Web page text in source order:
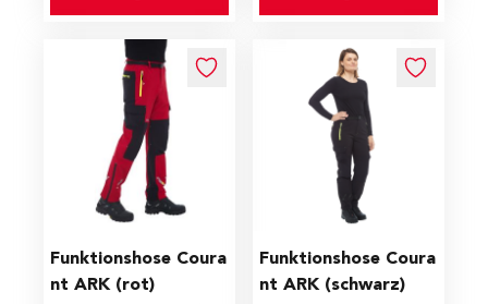
Funktionshose Coura
nt ARK (rot)
The price depends on the options chosen on the
Funktionshose Coura
nt ARK (schwarz)
The price depends on the